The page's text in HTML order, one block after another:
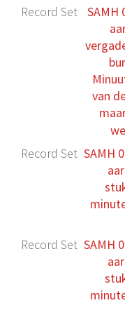
Record Set
SAMH
van
Record Set SAMH
Record Set SAMH